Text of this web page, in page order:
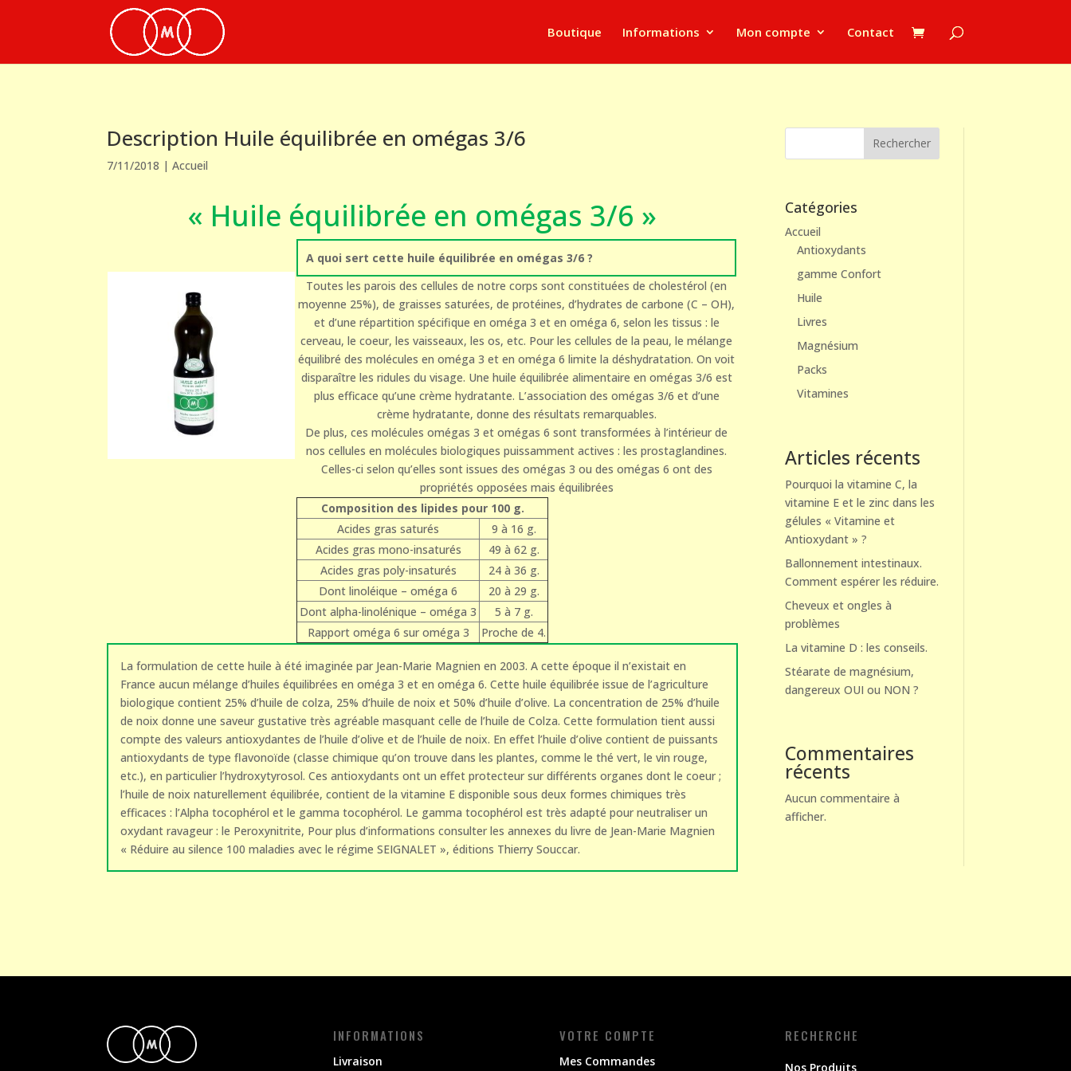
Boutique Informations Mon compte Contact
Description Huile équilibrée en omégas 3/6
7/11/2018 |Accueil
« Huile équilibrée en omégas 3/6 »
A quoi sert cette huile équilibrée en omégas 3/6 ?
Toutes les parois des cellules de notre corps sont constituées de cholestérol (en
moyenne 25%), de graisses saturées, de protéines, d’hydrates de carbone (C – OH),
et d’une répartition spécifique en oméga 3 et en oméga 6, selon les tissus : le
cerveau, le coeur, les vaisseaux, les os, etc. Pour les cellules de la peau, le mélange
équilibré des molécules en oméga 3 et en oméga 6 limite la déshydratation. On voit
disparaître les ridules du visage. Une huile équilibrée alimentaire en omégas 3/6 est
plus efficace qu’une crème hydratante. L’association des omégas 3/6 et d’une
crème hydratante, donne des résultats remarquables.
De plus, ces molécules omégas 3 et omégas 6 sont transformées à l’intérieur de
nos cellules en molécules biologiques puissamment actives : les prostaglandines.
Celles-ci selon qu’elles sont issues des omégas 3 ou des omégas 6 ont des
propriétés opposées mais équilibrées
Composition des lipides pour 100 g.
Acides gras saturés
9 à 16 g.
Acides gras mono-insaturés
49 à 62 g.
Acides gras poly-insaturés
24 à 36 g.
Dont linoléique – oméga 6
20 à 29 g.
Dont alpha-linolénique – oméga 3
5 à 7 g.
Rapport oméga 6 sur oméga 3
Proche de 4.
La formulation de cette huile à été imaginée par Jean-Marie Magnien en 2003. A cette époque il n’existait en
France aucun mélange d’huiles équilibrées en oméga 3 et en oméga 6. Cette huile équilibrée issue de l’agriculture
biologique contient 25% d’huile de colza, 25% d’huile de noix et 50% d’huile d’olive. La concentration de 25% d’huile
de noix donne une saveur gustative très agréable masquant celle de l’huile de Colza. Cette formulation tient aussi
compte des valeurs antioxydantes de l’huile d’olive et de l’huile de noix. En effet l’huile d’olive contient de puissants
antioxydants de type flavonoïde (classe chimique qu’on trouve dans les plantes, comme le thé vert, le vin rouge,
etc.), en particulier l’hydroxytyrosol. Ces antioxydants ont un effet protecteur sur différents organes dont le coeur ;
l’huile de noix naturellement équilibrée, contient de la vitamine E disponible sous deux formes chimiques très
efficaces : l’Alpha tocophérol et le gamma tocophérol. Le gamma tocophérol est très adapté pour neutraliser un
oxydant ravageur : le Peroxynitrite, Pour plus d’informations consulter les annexes du livre de Jean-Marie Magnien
« Réduire au silence 100 maladies avec le régime SEIGNALET », éditions Thierry Souccar.
Rechercher
Catégories
Accueil
Antioxydants
gamme Confort
Huile
Livres
Magnésium
Packs
Vitamines
Articles récents
Pourquoi la vitamine C, la
vitamine E et le zinc dans les
gélules « Vitamine et
Antioxydant » ?
Ballonnement intestinaux.
Comment espérer les réduire.
Cheveux et ongles à
problèmes
La vitamine D : les conseils.
Stéarate de magnésium,
dangereux OUI ou NON ?
Commentaires
récents
Aucun commentaire à
afficher.
INFORMATIONS
Livraison
VOTRE COMPTE
Mes Commandes
RECHERCHE
Nos Produits